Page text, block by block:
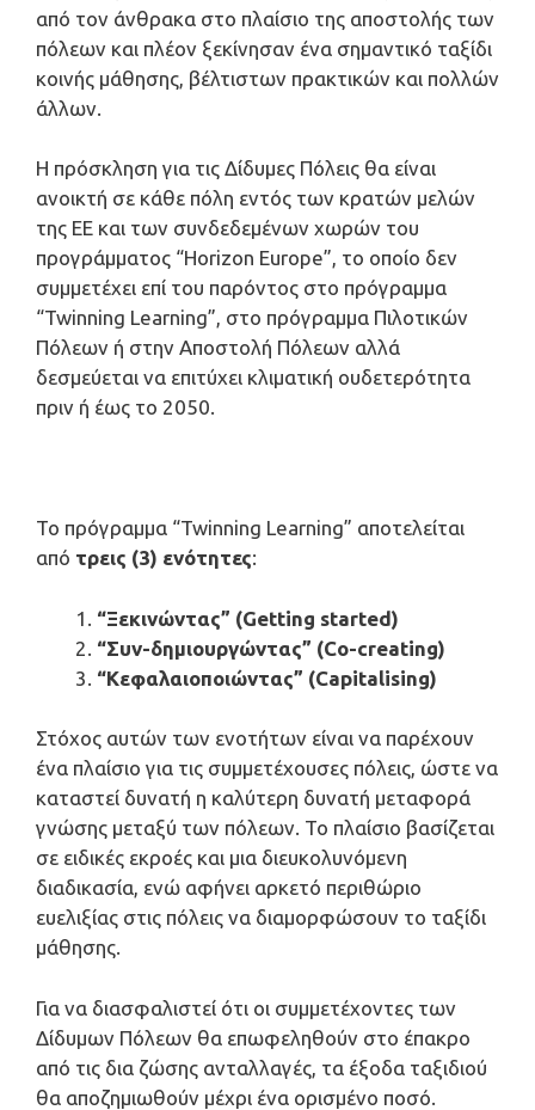
από τον άνθρακα στο πλαίσιο της αποστολής των
πόλεων και πλέον ξεκίνησαν ένα σημαντικό ταξίδι
κοινής μάθησης, βέλτιστων πρακτικών και πολλών
άλλων.
Η πρόσκληση για τις Δίδυμες Πόλεις θα είναι
ανοικτή σε κάθε πόλη εντός των κρατών μελών
της ΕΕ και των συνδεδεμένων χωρών του
προγράμματος “Horizon Europe”, το οποίο δεν
συμμετέχει επί του παρόντος στο πρόγραμμα
“Twinning Learning”, στο πρόγραμμα Πιλοτικών
Πόλεων ή στην Αποστολή Πόλεων αλλά
δεσμεύεται να επιτύχει κλιματική ουδετερότητα
πριν ή έως το 2050.
Το πρόγραμμα “Twinning Learning” αποτελείται
από τρεις (3) ενότητες:
“Ξεκινώντας” (Getting started)
“Συν-δημιουργώντας” (Co-creating)
“Κεφαλαιοποιώντας” (Capitalising)
Στόχος αυτών των ενοτήτων είναι να παρέχουν
ένα πλαίσιο για τις συμμετέχουσες πόλεις, ώστε να
καταστεί δυνατή η καλύτερη δυνατή μεταφορά
γνώσης μεταξύ των πόλεων. Το πλαίσιο βασίζεται
σε ειδικές εκροές και μια διευκολυνόμενη
διαδικασία, ενώ αφήνει αρκετό περιθώριο
ευελιξίας στις πόλεις να διαμορφώσουν το ταξίδι
μάθησης.
Για να διασφαλιστεί ότι οι συμμετέχοντες των
Δίδυμων Πόλεων θα επωφεληθούν στο έπακρο
από τις δια ζώσης ανταλλαγές, τα έξοδα ταξιδιού
θα αποζημιωθούν μέχρι ένα ορισμένο ποσό.